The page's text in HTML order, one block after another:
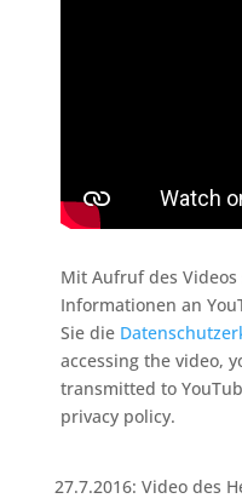
Mit Aufruf des
Informationen an
Sie die
accessing the video,
transmitted to
privacy policy.
27.7.2016: Video des